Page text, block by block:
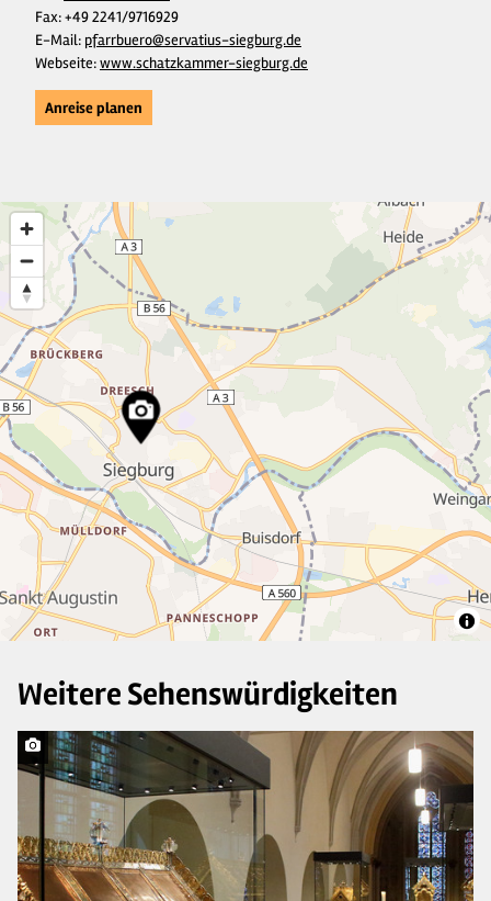
Fax:+49 2241/9716929
E-Mail: pfarrbuero@servatius-siegburg.de
Webseite:www.schatzkammer-siegburg.de
Anreise planen
2
18
Weitere Sehenswürdigkeiten